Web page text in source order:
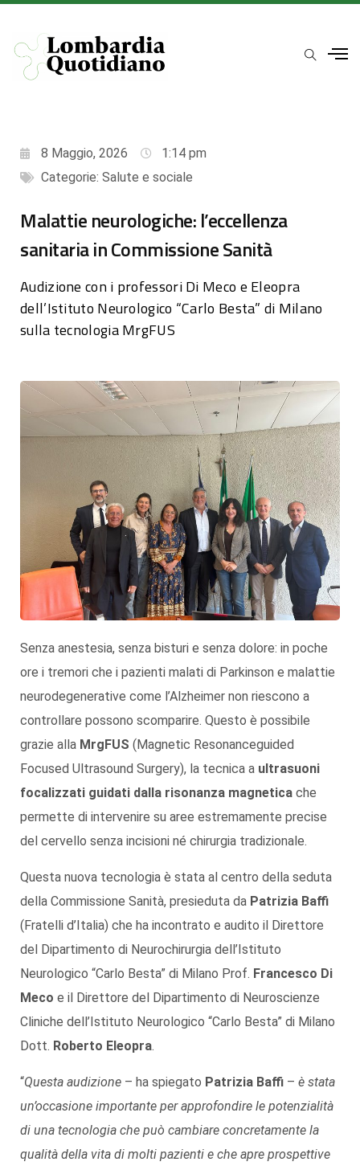
8 Maggio, 2026
1:14 pm
Categorie: Salute e sociale
Malattie neurologiche: l’eccellenza
sanitaria in Commissione Sanità
Audizione con i professori Di Meco e Eleopra
dell’Istituto Neurologico “Carlo Besta” di Milano
sulla tecnologia MrgFUS
Senza anestesia, senza bisturi e senza dolore: in poche
ore i tremori che i pazienti malati di Parkinson e malattie
neurodegenerative come l’Alzheimer non riescono a
controllare possono scomparire. Questo è possibile
grazie alla MrgFUS (Magnetic Resonanceguided
Focused Ultrasound Surgery), la tecnica a ultrasuoni
focalizzati guidati dalla risonanza magnetica che
permette di intervenire su aree estremamente precise
del cervello senza incisioni né chirurgia tradizionale.
Questa nuova tecnologia è stata al centro della seduta
della Commissione Sanità, presieduta da Patrizia Baffi
(Fratelli d’Italia) che ha incontrato e audito il Direttore
del Dipartimento di Neurochirurgia dell’Istituto
Neurologico “Carlo Besta” di Milano Prof. Francesco Di
Meco e il Direttore del Dipartimento di Neuroscienze
Cliniche dell’Istituto Neurologico “Carlo Besta” di Milano
Dott. Roberto Eleopra.
“Questa audizione – ha spiegato Patrizia Baffi – è stata
un’occasione importante per approfondire le potenzialità
di una tecnologia che può cambiare concretamente la
qualità della vita di molti pazienti e che apre prospettive